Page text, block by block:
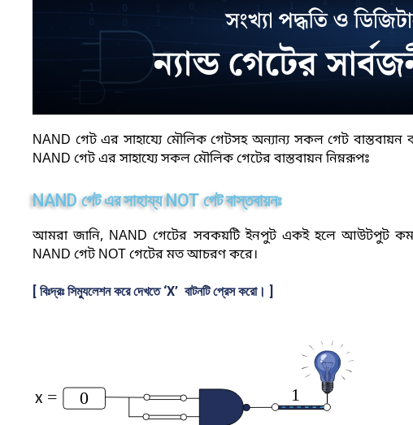
NAND গেট এর সাহায্যে মৌলিক গেটসহ অন্যান্য সকল গেট বাস্তবায়ন
NAND গেট এর সাহায্যে সকল মৌলিক গেটের বাস্তবায়ন নিম্নরূপঃ
NANDগেটএরসাহায্যNOTগেটবাস্তবায়নঃ
আমরা জানি, NAND গেটের সবকয়টি ইনপুট একই হলে আউটপুট
NAND গেট NOT গেটের মত আচরণ করে।
[ বিঃদ্রঃ সিম্যুলেশন করে দেখতে ‘X’ বাটনটি প্রেস করো। ]
1
0
x =